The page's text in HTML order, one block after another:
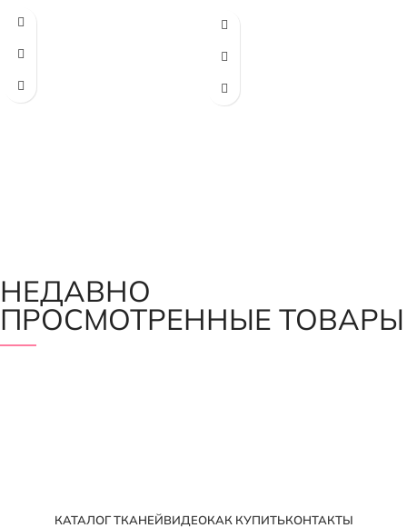
НЕДАВНО
ПРОСМОТРЕННЫЕ ТОВАРЫ
КАТАЛОГ ТКАНЕЙВИДЕОКАК КУПИТЬКОНТАКТЫ